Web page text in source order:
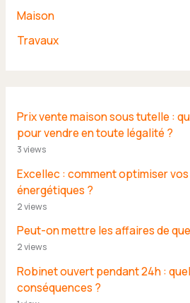
Maison
Travaux
Prix vente maison sous tutelle :
pour vendre en toute légalité ?
3 views
Excellec : comment optimiser
énergétiques ?
2 views
Peut-on mettre les affaires de
2 views
Robinet ouvert pendant 24h :
conséquences ?